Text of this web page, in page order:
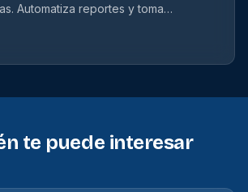
Automatiza reportes y toma
te puede interesar